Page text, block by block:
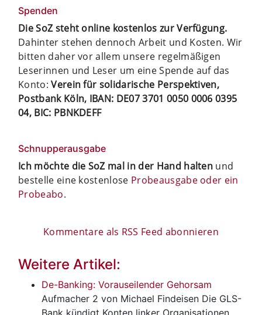
Spenden
Die SoZ steht online kostenlos zur Verfügung.
Dahinter stehen dennoch Arbeit und Kosten. Wir
bitten daher vor allem unsere regelmäßigen
Leserinnen und Leser um eine Spende auf das
Konto:Verein für solidarische Perspektiven,
Postbank Köln, IBAN: DE07 3701 0050 0006 0395
04, BIC: PBNKDEFF
Schnupperausgabe
Ich möchte die SoZ mal in der Hand halten und
bestelle eine kostenlose Probeausgabe oder ein
Probeabo.
Kommentare als RSS Feed abonnieren
Weitere Artikel:
De-Banking: Vorauseilender Gehorsam
Aufmacher 2 von Michael Findeisen Die GLS-
Bank kündigt Konten linker Organisationen,